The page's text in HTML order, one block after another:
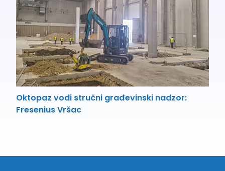
Oktopaz vodi stručni građevinski nadzor:
Fresenius Vršac